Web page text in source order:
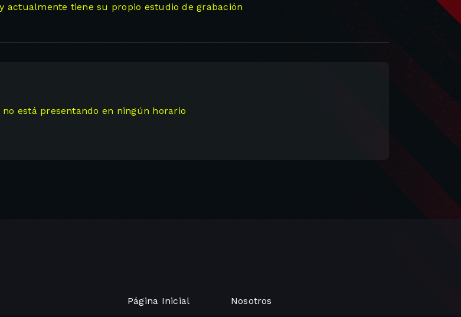
actualmente tiene su propio estudio de grabación
está presentando en ningún horario
Página Inicial Nosotros